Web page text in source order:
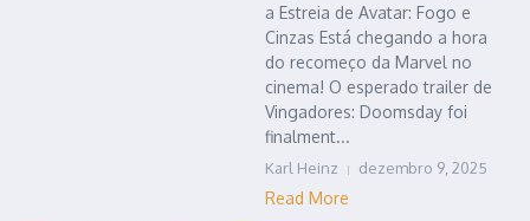
a Estreia de Avatar: Fogo e
Cinzas Está chegando a hora
do recomeço da Marvel no
cinema! O esperado trailer de
Vingadores: Doomsday foi
finalment...
Karl Heinz dezembro 9, 2025
Read More